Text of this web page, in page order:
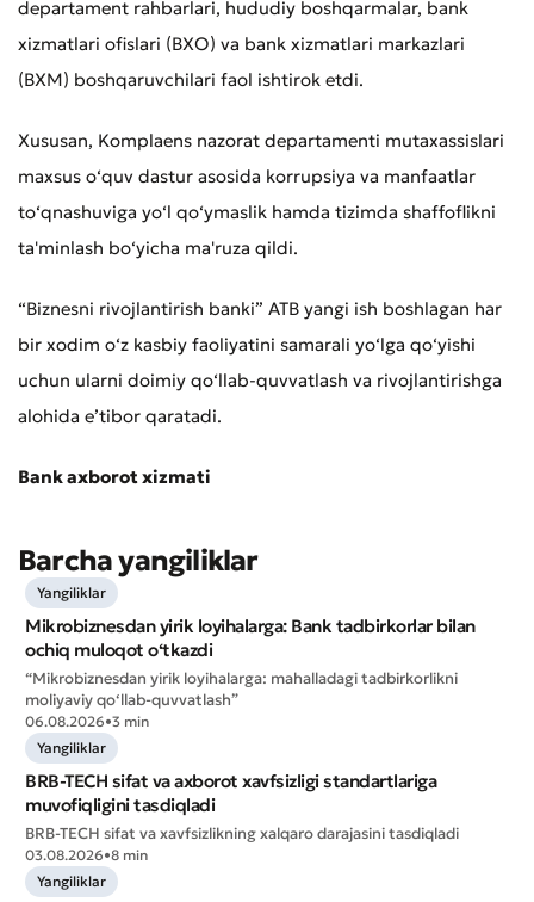
Xizmat sifatini baholang
Yomon
Yuborish
Murojaat qoldirish
* Barcha maydonlar to'ldirilishi shart
departament rahbarlari, hududiy boshqarmalar, bank
xizmatlari ofislari (BXO) va bank xizmatlari markazlari
(BXM) boshqaruvchilari faol ishtirok etdi.
Xususan, Komplaens nazorat departamenti mutaxassislari
maxsus o‘quv dastur asosida korrupsiya va manfaatlar
to‘qnashuviga yo‘l qo‘ymaslik hamda tizimda shaffoflikni
ta'minlash bo‘yicha ma'ruza qildi.
“Biznesni rivojlantirish banki” ATB yangi ish boshlagan har
bir xodim o‘z kasbiy faoliyatini samarali yo‘lga qo‘yishi
uchun ularni doimiy qo‘llab-quvvatlash va rivojlantirishga
alohida e’tibor qaratadi.
Bank axborot xizmati
Barcha yangiliklar
Yangiliklar
Mikrobiznesdan yirik loyihalarga: Bank tadbirkorlar bilan
ochiq muloqot o‘tkazdi
“Mikrobiznesdan yirik loyihalarga: mahalladagi tadbirkorlikni
moliyaviy qo‘llab-quvvatlash”
06.08.2026•3 min
Yangiliklar
BRB-TECH sifat va axborot xavfsizligi standartlariga
muvofiqligini tasdiqladi
BRB-TECH sifat va xavfsizlikning xalqaro darajasini tasdiqladi
03.08.2026•8 min
Yangiliklar